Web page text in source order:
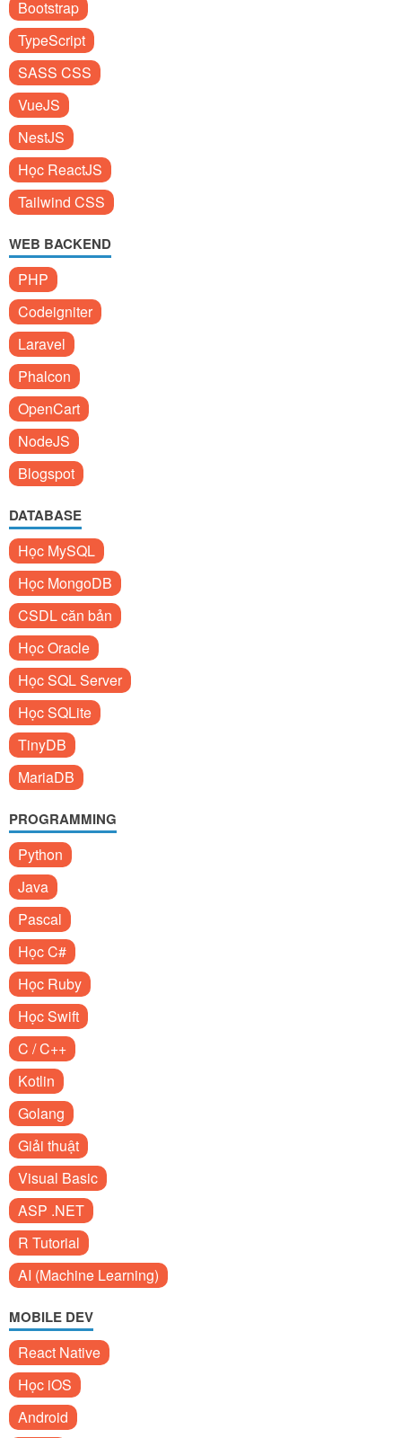
Bootstrap
TypeScript
SASS CSS
VueJS
NestJS
Học ReactJS
Tailwind CSS
WEB BACKEND
PHP
Codeigniter
Laravel
Phalcon
OpenCart
NodeJS
Blogspot
DATABASE
Học MySQL
Học MongoDB
CSDL căn bản
Học Oracle
Học SQL Server
Học SQLite
TinyDB
MariaDB
PROGRAMMING
Python
Java
Pascal
Học C#
Học Ruby
Học Swift
C / C++
Kotlin
Golang
Giải thuật
Visual Basic
ASP .NET
R Tutorial
AI (Machine Learning)
MOBILE DEV
React Native
Học iOS
Android